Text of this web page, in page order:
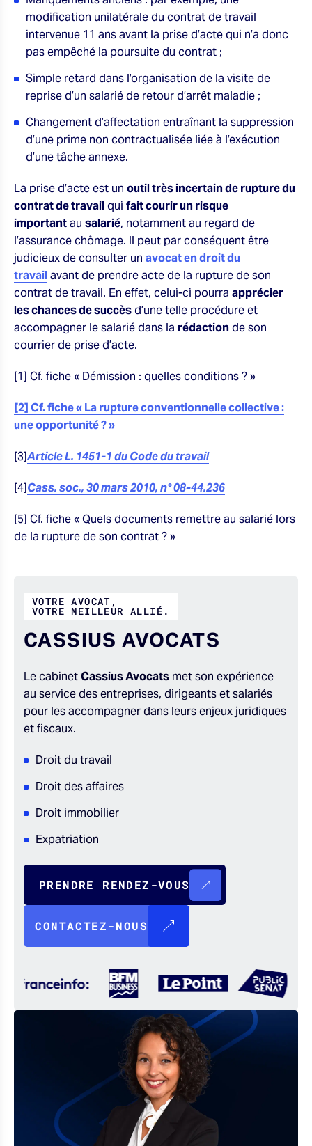
modification unilatérale du contrat de travail
intervenue 11 ans avant la prise d’acte qui n’a donc
pas empêché la poursuite du contrat ;
Simple retard dans l’organisation de la visite de
reprise d’un salarié de retour d’arrêt maladie ;
Changement d’affectation entraînant la suppression
d’une prime non contractualisée liée à l’exécution
d’une tâche annexe.
La prise d’acte est un outil très incertain de rupture du
contrat de travailqui fait courir un risque
importantau salarié, notamment au regard de
l’assurance chômage. Il peut par conséquent être
judicieux de consulter un avocat en droit du
travail avant de prendre acte de la rupture de son
contrat de travail. En effet, celui-ci pourra apprécier
les chances de succèsd’une telle procédure et
accompagner le salarié dans la rédactionde son
courrier de prise d’acte.
[1] Cf. fiche « Démission : quelles conditions ? »
[2] Cf. fiche « La rupture conventionnelle collective :
une opportunité ? »
‍[3]Article L. 1451-1 du Code du travail
[4]Cass. soc., 30 mars 2010, n° 08-44.236
[5] Cf. fiche « Quels documents remettre au salarié lors
de la rupture de son contrat ? »
VOTRE AVOCAT,
VOTRE MEILLEUR ALLIÉ.
CASSIUS AVOCATS
Le cabinetCassius Avocats met son expérience
au service des entreprises, dirigeants et salariés
pour les accompagner dans leurs enjeux juridiques
et fiscaux.
Droit du travail
Droit des affaires
Droit immobilier
Expatriation
PRENDRE RENDEZ-VOUS
CONTACTEZ-NOUS